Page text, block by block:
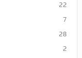
22
7
28
2